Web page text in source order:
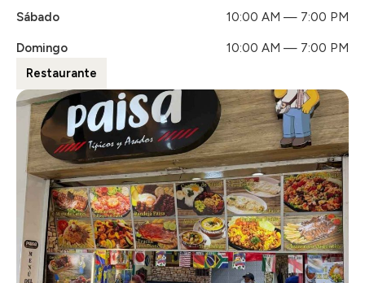
Sábado 10:00 AM — 7:00 PM
Domingo
10:00 AM — 7:00 PM
Restaurante